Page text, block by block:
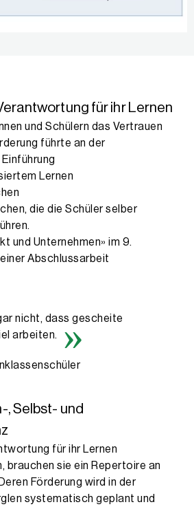
für ihr Lernen
und Schülern das Vertrauen
führte an der
Lernen
die die Schüler selber
und Unternehmen» im 9.
Abschlussarbeit
nicht, dass gescheite
arbeiten.
, Selbst- und
für ihr Lernen
brauchen sie ein Repertoire an
Förderung wird in der
systematisch geplant und